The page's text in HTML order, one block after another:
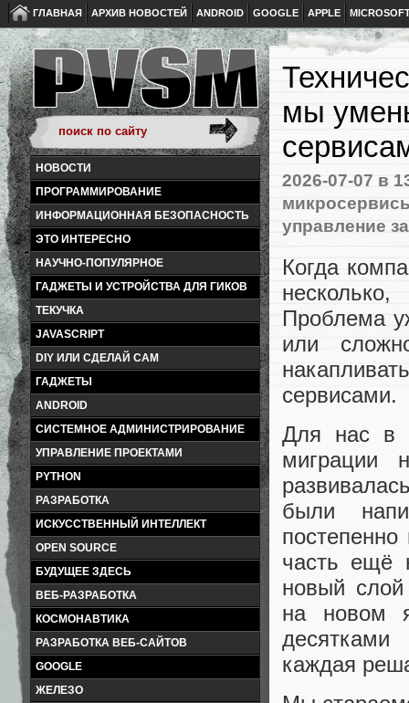
ГЛАВНАЯ АРХИВ НОВОСТЕЙ ANDROID GOOGLE APPLE
НОВОСТИ
ПРОГРАММИРОВАНИЕ
ИНФОРМАЦИОННАЯ БЕЗОПАСНОСТЬ
ЭТО ИНТЕРЕСНО
НАУЧНО-ПОПУЛЯРНОЕ
ГАДЖЕТЫ И УСТРОЙСТВА ДЛЯ ГИКОВ
ТЕКУЧКА
JAVASCRIPT
DIY ИЛИ СДЕЛАЙ САМ
ГАДЖЕТЫ
ANDROID
СИСТЕМНОЕ АДМИНИСТРИРОВАНИЕ
УПРАВЛЕНИЕ ПРОЕКТАМИ
PYTHON
РАЗРАБОТКА
ИСКУССТВЕННЫЙ ИНТЕЛЛЕКТ
OPEN SOURCE
БУДУЩЕЕ ЗДЕСЬ
ВЕБ-РАЗРАБОТКА
КОСМОНАВТИКА
РАЗРАБОТКА ВЕБ-САЙТОВ
GOOGLE
ЖЕЛЕЗО
мы
2026-07-07 в
управление
Когда
Проблема
или
сервисами.
Для нас в
миграции
были
часть ещё
новый слой
на новом
десятками
каждая